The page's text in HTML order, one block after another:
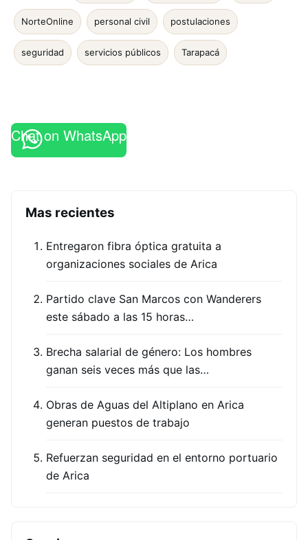
NorteOnline personal civil postulaciones
seguridad servicios públicos Tarapacá
Chat on WhatsApp
Mas recientes
Entregaron fibra óptica gratuita a
organizaciones sociales de Arica
Partido clave San Marcos con Wanderers
este sábado a las 15 horas…
Brecha salarial de género: Los hombres
ganan seis veces más que las…
Obras de Aguas del Altiplano en Arica
generan puestos de trabajo
Refuerzan seguridad en el entorno portuario
de Arica